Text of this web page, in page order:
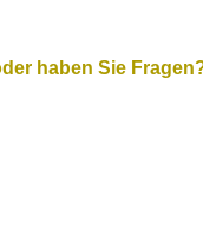
haben Sie